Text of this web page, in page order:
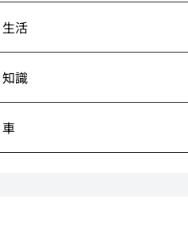
生活
知識
車